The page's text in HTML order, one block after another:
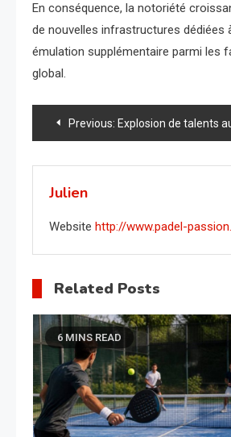
En conséquence, la notoriété
de nouvelles infrastructures dédiées
émulation supplémentaire parmi les
global.
Navigation
de
l’article
Previous: Explosion de talents au Riyadh Padel :
Julien
Website http://www.padel-
Related Posts
6 MINS READ